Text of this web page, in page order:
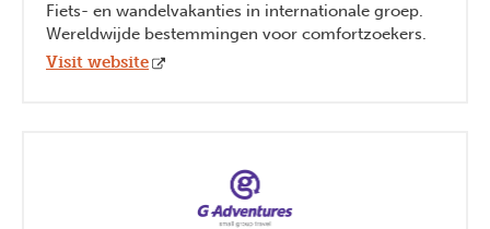
Fiets- en wandelvakanties in internationale groep.
Wereldwijde bestemmingen voor comfortzoekers.
Visit website